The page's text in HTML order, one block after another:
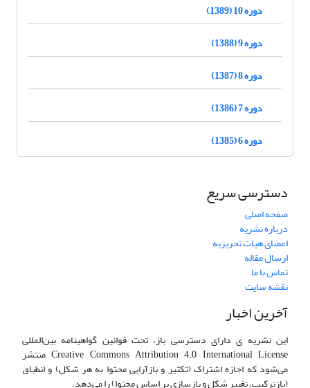
دوره 10 (1389)
دوره 9 (1388)
دوره 8 (1387)
دوره 7 (1386)
دوره 6 (1385)
دسترسی سریع
صفحه اصلی
درباره نشریه
اعضای هیات تحریریه
ارسال مقاله
تماس با ما
نقشه سایت
آخرین اخبار
این نشریه ی دارای دسترسی باز، تحت قوانین گواهینامه بین‌المللی
Creative Commons Attribution 4.0 International License منتشر
می‌شود که اجازه اشتراک (تکثیر و بازآرایی محتوا به هر شکل) و انطباق
(بازترکیب، تغییر شکل و بازسازی بر اساس محتوا) را می‌دهد.